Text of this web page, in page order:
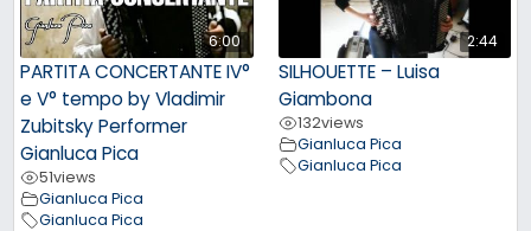
6:00
PARTITA CONCERTANTE IV°
e V° tempo by Vladimir
Zubitsky Performer
Gianluca Pica
51views
Gianluca Pica
Gianluca Pica
2:44
SILHOUETTE – Luisa
Giambona
132views
Gianluca Pica
Gianluca Pica